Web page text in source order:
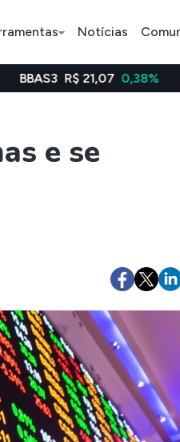
Notícias
Apple
Amazon
Google
Meta
Coca-Cola
Ver todos Ver
21,07 0,38% WEGE3
e se